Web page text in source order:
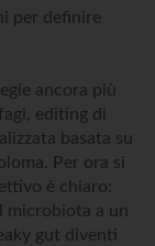
per definire
ancora più
editing di
basata su
Per ora si
è chiaro:
microbiota a un
gut diventi